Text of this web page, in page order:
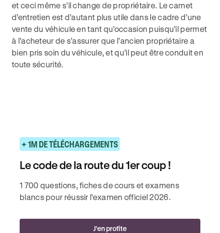
et ceci même s’il change de propriétaire. Le carnet
d’entretien est d’autant plus utile dans le cadre d’une
vente du véhicule en tant qu’occasion puisqu’il permet
à l’acheteur de s’assurer que l’ancien propriétaire a
bien pris soin du véhicule, et qu’il peut être conduit en
toute sécurité.
+ 1M DE TÉLÉCHARGEMENTS
Le code de la route du 1er coup !
1 700 questions, fiches de cours et examens
blancs pour réussir l'examen officiel 2026.
J'en profite